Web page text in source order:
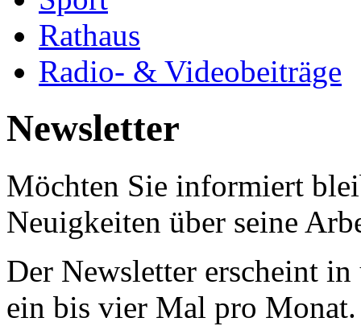
Rathaus
Radio- & Videobeiträge
Newsletter
Möchten Sie informiert
Neuigkeiten über seine
Der Newsletter erscheint
ein bis vier Mal pro Monat.